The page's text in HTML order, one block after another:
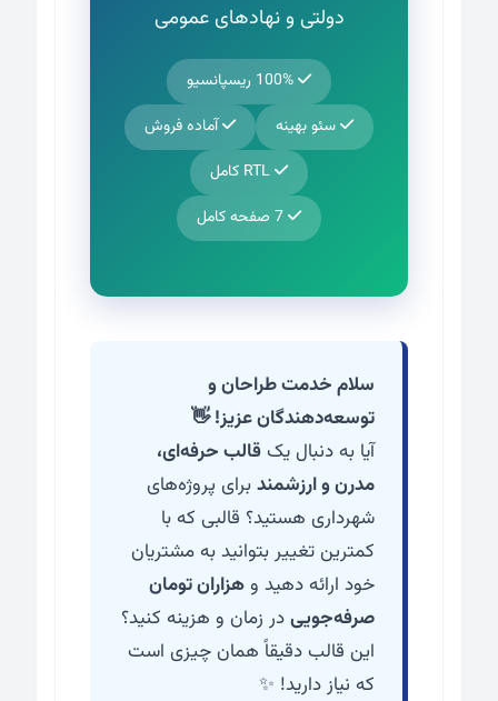
دولتی و نهادهای عمومی
سئو بهینه
آماده فروش
سلام خدمت طراحان و
توسعه‌دهندگان عزیز! 👋
آیا به دنبال یکقالب حرفه‌ای،
مدرن و ارزشمندبرای پروژه‌های
شهرداری هستید؟ قالبی که با
کمترین تغییر بتوانید به مشتریان
خود ارائه دهید وهزاران تومان
صرفه‌جوییدر زمان و هزینه کنید؟
این قالب دقیقاً همان چیزی است
که نیاز دارید! ✨